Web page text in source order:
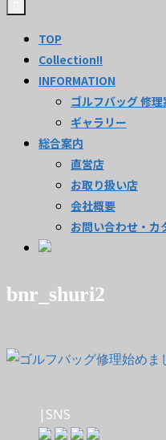
TOP
Collection!!
INFORMATION
ゴルフバッグ 修理
ギャラリー
総合案内
直営店
お取り扱い店
会社概要
お問い合わせ・カ
bnr_shuri2
|SNS